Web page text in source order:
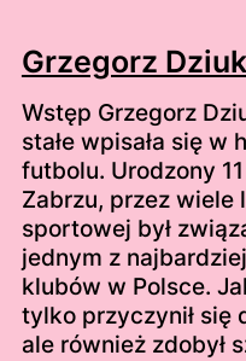
Grzegorz Dziuk
Wstęp Grzegorz
stałe wpisała się w
futbolu. Urodzony
Zabrzu, przez wiele
sportowej był
jednym z
klubów w Polsce.
tylko przyczynił się
ale również zdobył